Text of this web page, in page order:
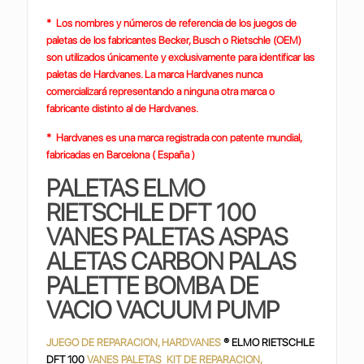
* Los nombres y números de referencia de los juegos de
paletas de los fabricantes Becker, Busch o Rietschle (OEM)
son utilizados únicamente y exclusivamente para identificar las
paletas de Hardvanes. La marca Hardvanes nunca
comercializará representando a ninguna otra marca o
fabricante distinto al de Hardvanes.
* Hardvanes es una marca registrada con patente mundial,
fabricadas en Barcelona ( España )
PALETAS ELMO
RIETSCHLE DFT 100
VANES PALETAS ASPAS
ALETAS CARBON PALAS
PALETTE BOMBA DE
VACIO VACUUM PUMP
JUEGO DE REPARACION, HARDVANES® ELMO RIETSCHLE
DFT 100 VANES PALETAS KIT DE REPARACION,